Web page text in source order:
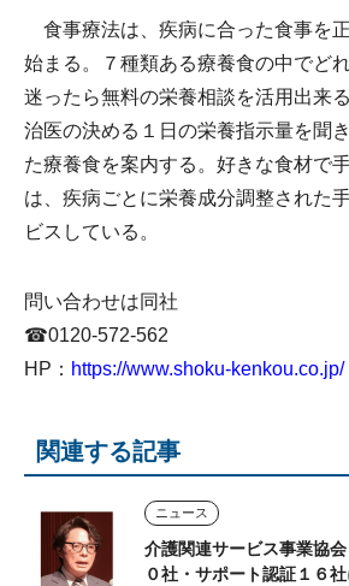
食事療法は、疾病に合った食事を
始まる。７種類ある療養食の中でど
迷ったら無料の栄養相談を活用出来
治医の決める１日の栄養指示量を聞
た療養食を案内する。好きな食材で
は、疾病ごとに栄養成分調整された
ビスしている。
問い合わせは同社
☎0120-572-562
HP： https://www.shoku-kenkou.co.jp/
関連する記事
ニュース
介護関連サービス事業協
０社・サポート認証１６社